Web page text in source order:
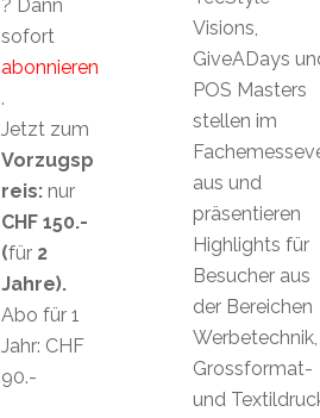
Visions,
GiveADays
POS Masters
stellen im
aus und
präsentieren
Highlights für
Besucher aus
der Bereichen
Werbetechnik,
Grossformat-
und
? Dann
sofort
abonnieren
.
Jetzt zum
Vorzugsp
reis: nur
CHF 150.-
(für 2
Jahre).
Abo für 1
Jahr: CHF
90.-